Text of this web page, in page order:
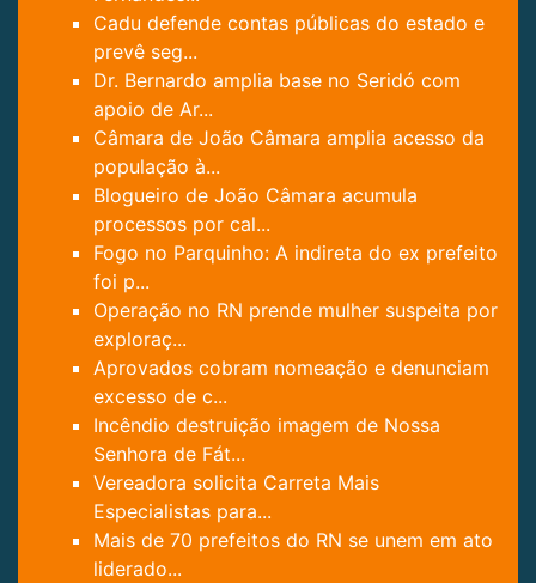
Cadu defende contas públicas do estado e
prevê seg...
Dr. Bernardo amplia base no Seridó com
apoio de Ar...
Câmara de João Câmara amplia acesso da
população à...
Blogueiro de João Câmara acumula
processos por cal...
Fogo no Parquinho: A indireta do ex prefeito
foi p...
Operação no RN prende mulher suspeita por
exploraç...
Aprovados cobram nomeação e denunciam
excesso de c...
Incêndio destruição imagem de Nossa
Senhora de Fát...
Vereadora solicita Carreta Mais
Especialistas para...
Mais de 70 prefeitos do RN se unem em ato
liderado...